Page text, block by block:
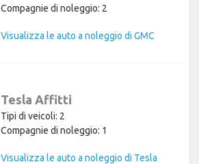
Compagnie di noleggio: 2
Visualizza le auto a noleggio di GMC
Tesla Affitti
Tipi di veicoli: 2
Compagnie di noleggio: 1
Visualizza le auto a noleggio di Tesla